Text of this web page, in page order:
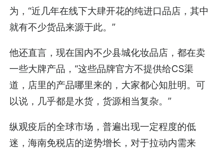
为，“近几年在线下大肆开花的纯进口品店，其中
就有不少货品来源于此。”
他还直言，现在国内不少县城化妆品店，都在卖
一些大牌产品，“这些品牌官方不提供给CS渠
道，店里的产品哪里来的，大家都心知肚明。可
以说，几乎都是水货，货源相当复杂。”
纵观疫后的全球市场，普遍出现一定程度的低
迷，海南免税店的逆势增长，对于拉动内需来